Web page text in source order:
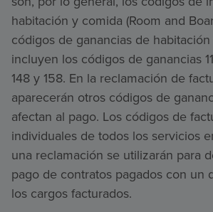
habitación y comida (Room and
códigos de ganancias de
incluyen los códigos de ganancias
148 y 158. En la reclamación de
aparecerán otros códigos de
afectan al pago. Los códigos de
individuales de todos los servicios
una reclamación se utilizarán para
pago de contratos pagados con un
los cargos facturados.